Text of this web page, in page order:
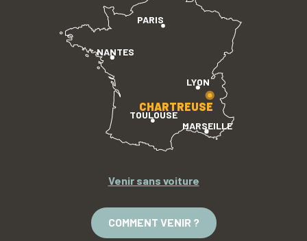
PARIS
LYON
TOULOUSE
MARSEILLE
NANTES
CHARTREUSE
Venir sans voiture
COMMENT VENIR ?